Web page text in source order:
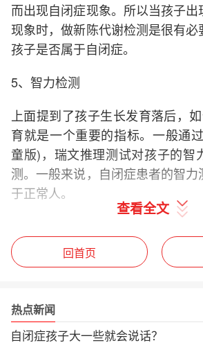
而出现自闭症现象。所以当孩子
现象时，做新陈代谢检测是很有
孩子是否属于自闭症。
5、智力检测
上面提到了孩子生长发育落后，
育就是一个重要的指标。一般通
童版)，瑞文推理测试对孩子的智
测。一般来说，自闭症患者的智
于正常人。
正规的心理测试量表可以对孩子
会能力的表现。比如儿童期孤独症
条目，分七级评分，根据分数大概
查看全文
回首页
热点新闻
自闭症孩子大一些就会说话？